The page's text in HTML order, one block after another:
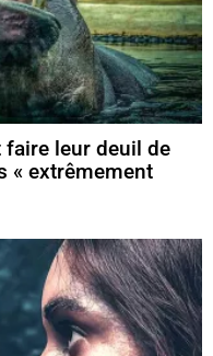
leur deuil de
« extrêmement